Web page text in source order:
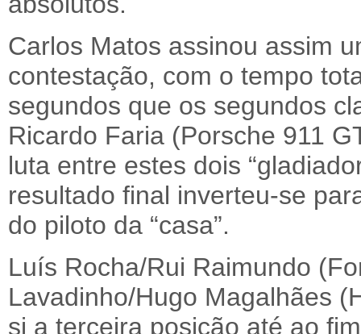
Carlos Matos assinou assim
contestação, com o tempo
segundos que os segundos
Ricardo Faria (Porsche 911
luta entre estes dois
resultado final inverteu-se
do piloto da “casa”.
Luís Rocha/Rui Raimundo
Lavadinho/Hugo Magalhães
si a terceira posição até ao